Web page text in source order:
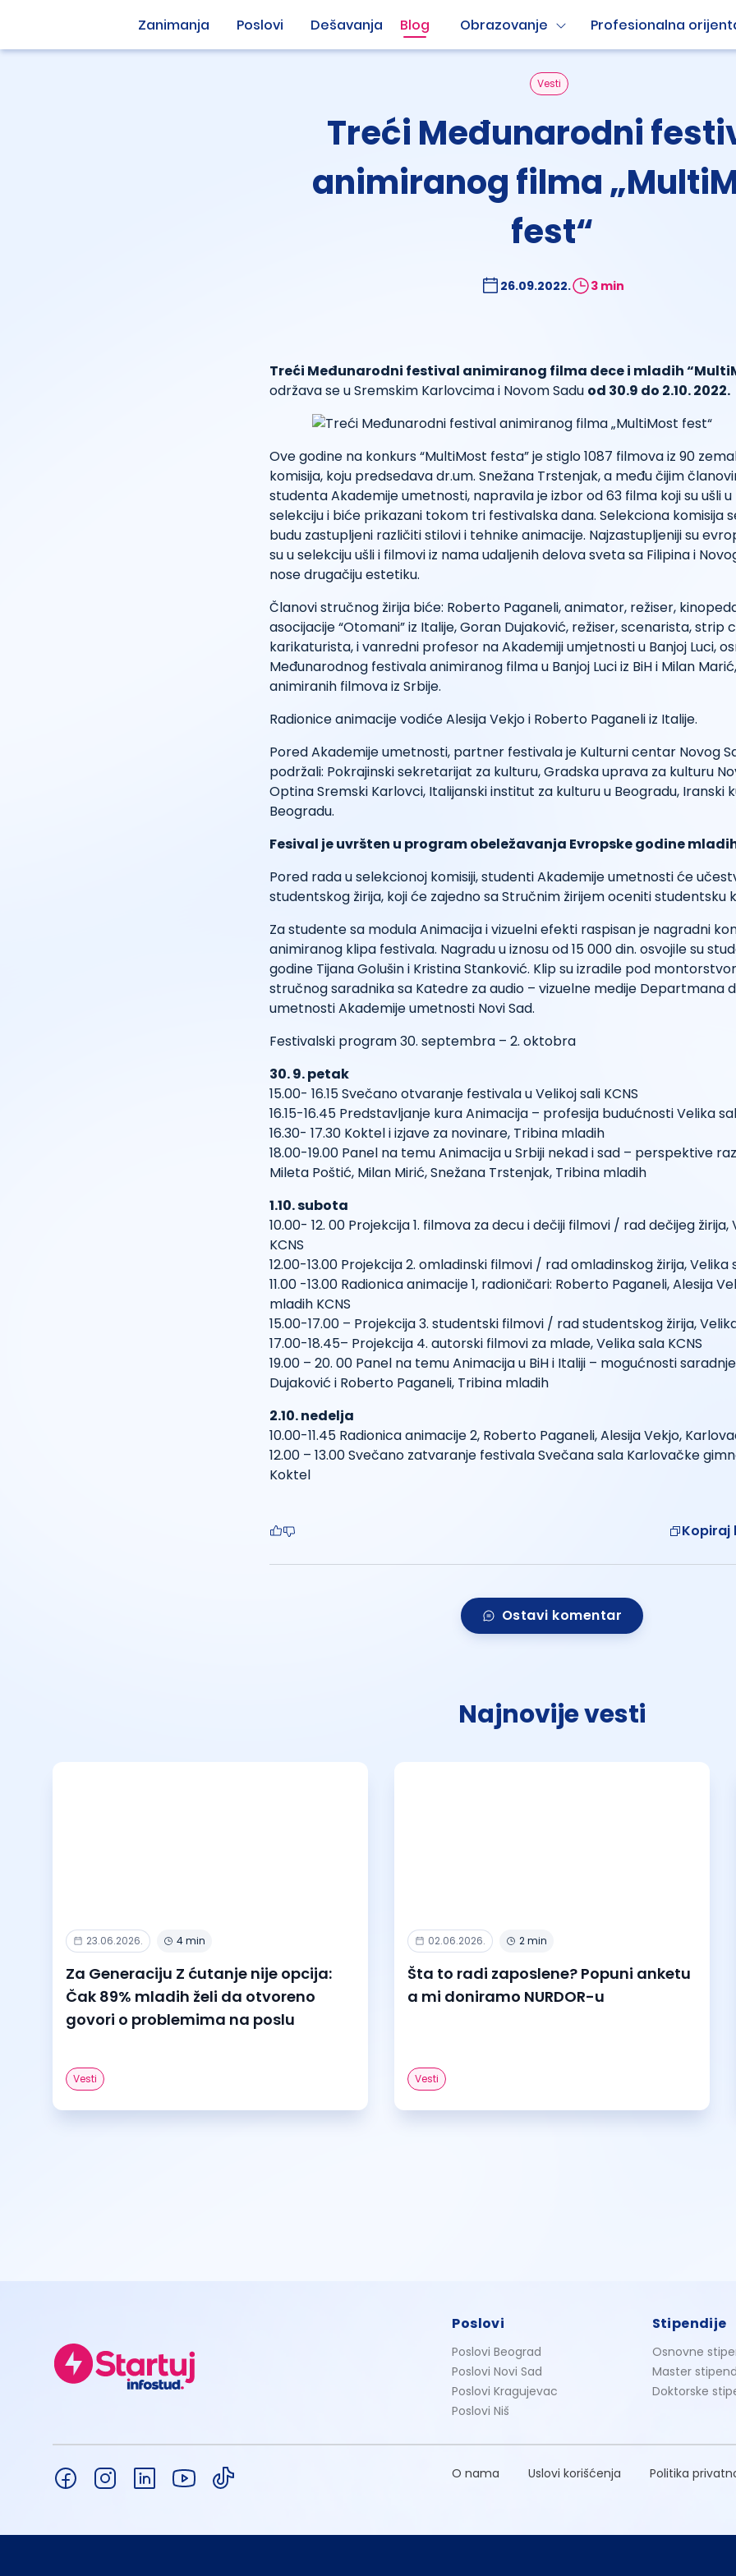
Zanimanja Poslovi Dešavanja Blog Obrazovanje Profesionalna
Vesti
Treći Međunarodni
animiranog filma
fest“
26.09.2022. 3 min
Treći Međunarodni festival animiranog filma dece i mladih
održava se u Sremskim Karlovcima i Novom Sadu od 30.9 do 2.10. 2022.
Ove godine na konkurs “MultiMost festa” je stiglo 1087 filmova iz 90
komisija, koju predsedava dr.um. Snežana Trstenjak, a među čijim
studenta Akademije umetnosti, napravila je izbor od 63 filma koji su ušli
selekciju i biće prikazani tokom tri festivalska dana. Selekciona komisija
budu zastupljeni različiti stilovi i tehnike animacije. Najzastupljeniji su
su u selekciju ušli i filmovi iz nama udaljenih delova sveta sa Filipina i
nose drugačiju estetiku.
Članovi stručnog žirija biće: Roberto Paganeli, animator, režiser,
asocijacije “Otomani” iz Italije, Goran Dujaković, režiser, scenarista, strip
karikaturista, i vanredni profesor na Akademiji umjetnosti u Banjoj Luci,
Međunarodnog festivala animiranog filma u Banjoj Luci iz BiH i Milan
animiranih filmova iz Srbije.
Radionice animacije vodiće Alesija Vekjo i Roberto Paganeli iz Italije.
Pored Akademije umetnosti, partner festivala je Kulturni centar Novog
podržali: Pokrajinski sekretarijat za kulturu, Gradska uprava za kulturu
Optina Sremski Karlovci, Italijanski institut za kulturu u Beogradu, Iranski
Beogradu.
Fesival je uvršten u program obeležavanja Evropske godine
Pored rada u selekcionoj komisiji, studenti Akademije umetnosti će
studentskog žirija, koji će zajedno sa Stručnim žirijem oceniti studentsku
Za studente sa modula Animacija i vizuelni efekti raspisan je nagradni
animiranog klipa festivala. Nagradu u iznosu od 15 000 din. osvojile su
godine Tijana Golušin i Kristina Stanković. Klip su izradile pod
stručnog saradnika sa Katedre za audio – vizuelne medije Departmana
umetnosti Akademije umetnosti Novi Sad.
Festivalski program 30. septembra – 2. oktobra
30. 9. petak
15.00- 16.15 Svečano otvaranje festivala u Velikoj sali KCNS
16.15-16.45 Predstavljanje kura Animacija – profesija budućnosti Velika
16.30- 17.30 Koktel i izjave za novinare, Tribina mladih
18.00-19.00 Panel na temu Animacija u Srbiji nekad i sad – perspektive
Mileta Poštić, Milan Mirić, Snežana Trstenjak, Tribina mladih
1.10. subota
10.00- 12. 00 Projekcija 1. filmova za decu i dečiji filmovi / rad dečijeg žirija,
KCNS
12.00-13.00 Projekcija 2. omladinski filmovi / rad omladinskog žirija, Velika
11.00 -13.00 Radionica animacije 1, radioničari: Roberto Paganeli, Alesija
mladih KCNS
15.00-17.00 – Projekcija 3. studentski filmovi / rad studentskog žirija,
17.00-18.45– Projekcija 4. autorski filmovi za mlade, Velika sala KCNS
19.00 – 20. 00 Panel na temu Animacija u BiH i Italiji – mogućnosti
Dujaković i Roberto Paganeli, Tribina mladih
2.10. nedelja
10.00-11.45 Radionica animacije 2, Roberto Paganeli, Alesija Vekjo,
12.00 – 13.00 Svečano zatvaranje festivala Svečana sala Karlovačke
Koktel
Kopiraj
Ostavi komentar
Najnovije vesti
23.06.2026. 4 min
Za Generaciju Z ćutanje nije opcija:
Čak 89% mladih želi da otvoreno
govori o problemima na poslu
Vesti
02.06.2026. 2 min
Šta to radi zaposlene? Popuni anketu
a mi doniramo NURDOR-u
Vesti
Poslovi
Poslovi Beograd
Poslovi Novi Sad
Poslovi Kragujevac
Poslovi Niš
Stipendije
Osnovne
Master
Doktorske
O nama Uslovi korišćenja Politika